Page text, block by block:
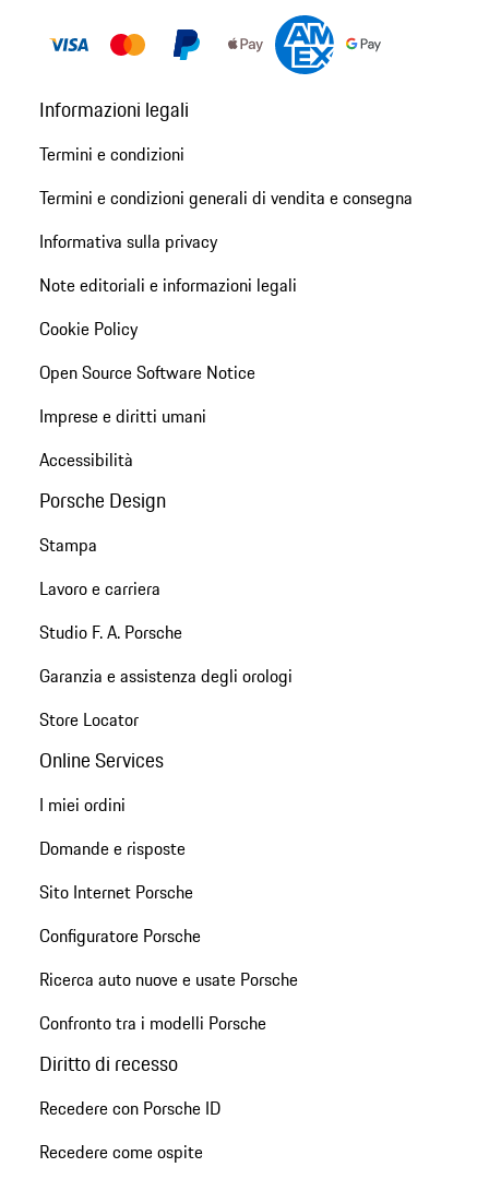
Informazioni legali
Termini e condizioni
Termini e condizioni generali di vendita e consegna
Informativa sulla privacy
Note editoriali e informazioni legali
Cookie Policy
Open Source Software Notice
Imprese e diritti umani
Accessibilità
Porsche Design
Stampa
Lavoro e carriera
Studio F. A. Porsche
Garanzia e assistenza degli orologi
Store Locator
Online Services
I miei ordini
Domande e risposte
Sito Internet Porsche
Configuratore Porsche
Ricerca auto nuove e usate Porsche
Confronto tra i modelli Porsche
Diritto di recesso
Recedere con Porsche ID
Recedere come ospite